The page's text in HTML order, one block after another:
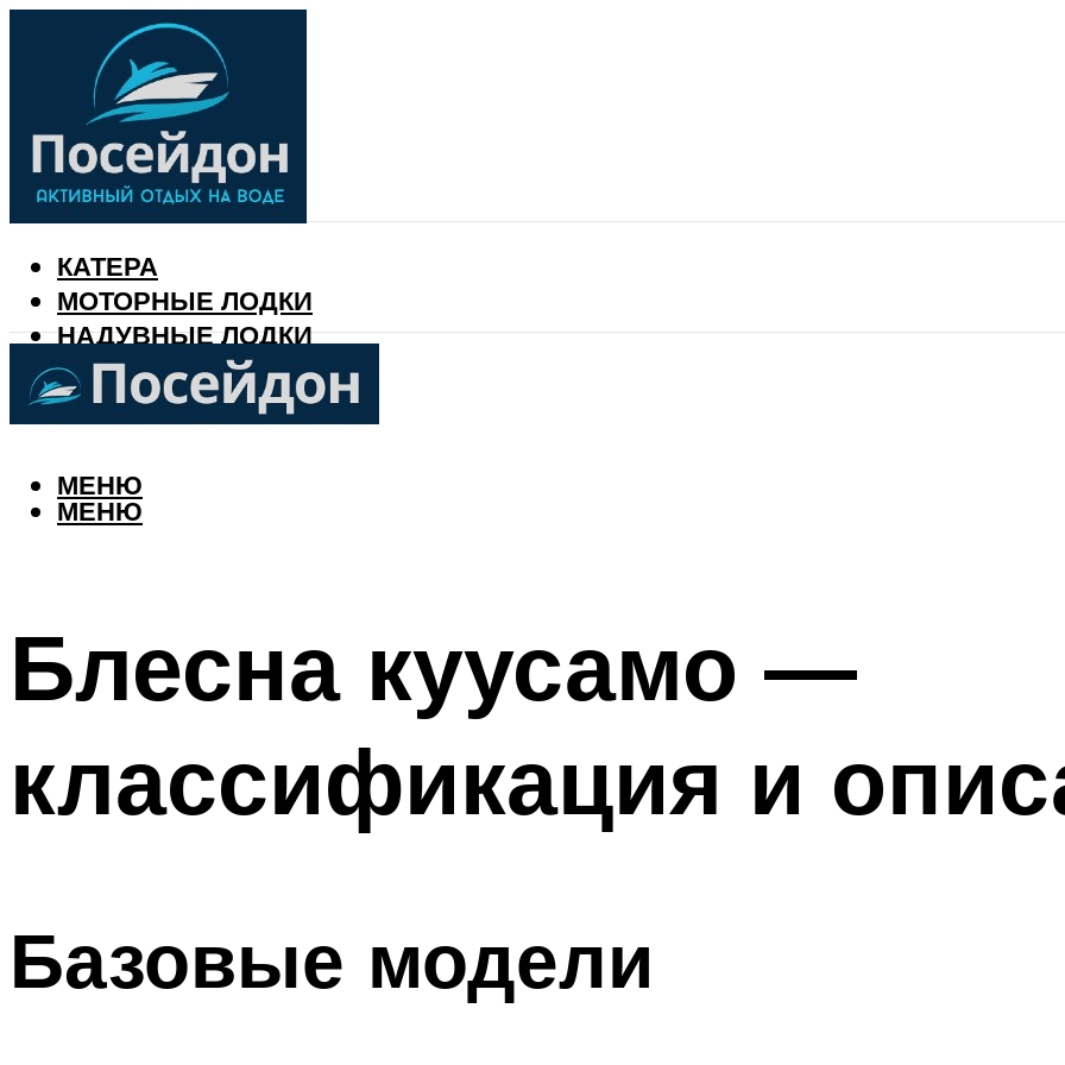
КАТЕРА
МОТОРНЫЕ ЛОДКИ
НАДУВНЫЕ ЛОДКИ
РЫБАЛКА
КАЛЕНДАРЬ РЫБАКА
МЕНЮ
МЕНЮ
Блесна куусамо —
классификация и
Базовые модели